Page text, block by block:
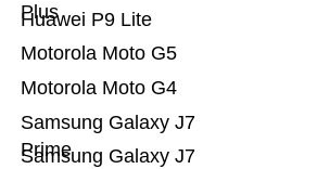
Samsung Galaxy J7
Samsung Galaxy J7
Prime
Motorola Moto G4
Motorola Moto G5
Huawei P9 Lite
Plus